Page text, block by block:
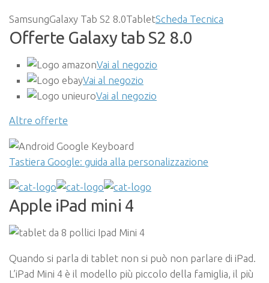
SamsungGalaxy Tab S2 8.0TabletScheda Tecnica
Offerte Galaxy tab S2 8.0
Vai al negozio
Vai al negozio
Vai al negozio
Altre offerte
Tastiera Google: guida alla personalizzazione
Apple iPad mini 4
Quando si parla di tablet non si può non parlare di iPad.
L’iPad Mini 4 è il modello più piccolo della famiglia, il più